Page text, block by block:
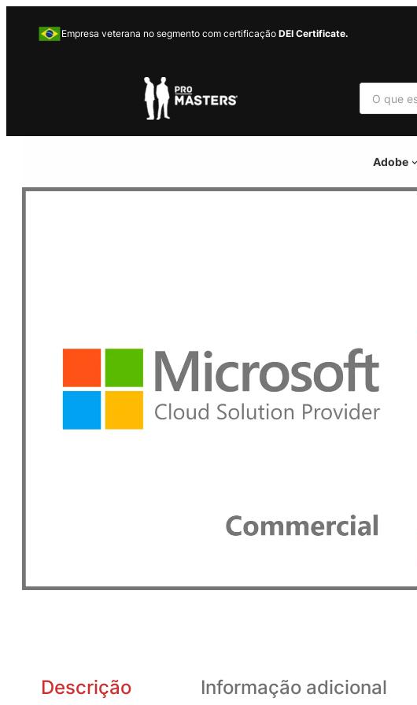
Empresa veterana no segmento com certificação DEI Certificate.
P
s
u
r
Adobe
Descrição Informação adicional